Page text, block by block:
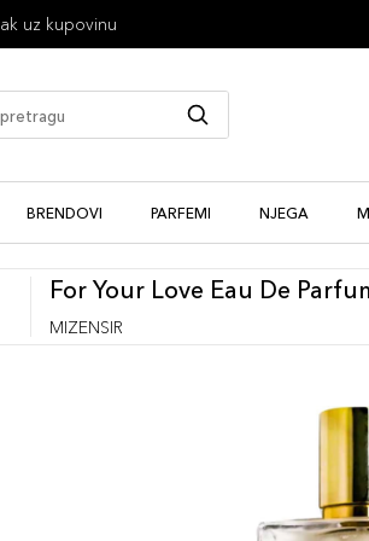
uz kupovinu
BRENDOVI PARFEMI NJEGA
For Your Love Eau De
MIZENSIR